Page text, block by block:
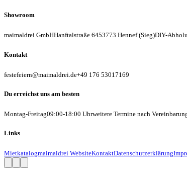
Showroom
maimaldrei GmbHHanftalstraße 6453773 Hennef (Sieg)DIY-
Kontakt
festefeiern@maimaldrei.de+49 176 53017169
Du erreichst uns am besten
Montag-Freitag09:00-18:00 Uhrweitere Termine nach
Links
Mietkatalogmaimaldrei WebsiteKontaktDatenschutzerklärung